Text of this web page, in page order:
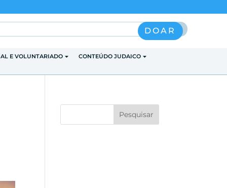
Pesquisar
DOAR
E VOLUNTARIADO
CONTEÚDO JUDAICO